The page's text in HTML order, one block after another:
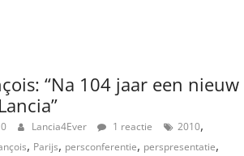
“Na 104 jaar een nieuw
Lancia4Ever 1 reactie 2010,
, Parijs, persconferentie, perspresentatie,